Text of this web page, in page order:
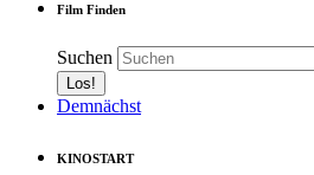
Film Finden
Suchen
Demnächst
KINOSTART